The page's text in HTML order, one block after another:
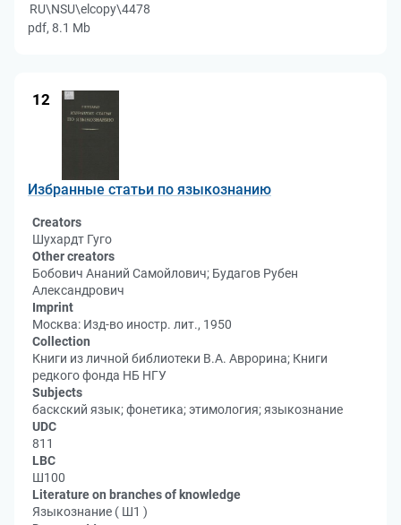
RU\NSU\elcopy\4478
pdf, 8.1 Mb
12
Избранные статьи по языкознанию
Creators
Шухардт Гуго
Other creators
Бобович Ананий Самойлович; Будагов Рубен
Александрович
Imprint
Москва: Изд-во иностр. лит., 1950
Collection
Книги из личной библиотеки В.А. Аврорина; Книги
редкого фонда НБ НГУ
Subjects
баскский язык; фонетика; этимология; языкознание
UDC
811
LBC
Ш100
Literature on branches of knowledge
Языкознание ( Ш1 )